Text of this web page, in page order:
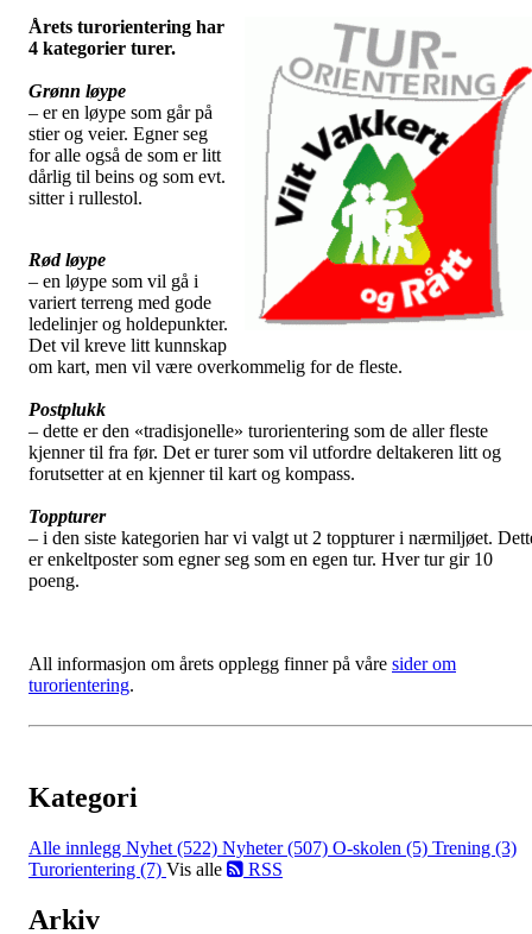
Årets turorientering har
4 kategorier turer.
Grønn løype
– er en løype som går på
stier og veier. Egner seg
for alle også de som er litt
dårlig til beins og som evt.
sitter i rullestol.
Rød løype
– en løype som vil gå i
variert terreng med gode
ledelinjer og holdepunkter.
Det vil kreve litt kunnskap
om kart, men vil være overkommelig for de fleste.
Postplukk
– dette er den «tradisjonelle» turorientering som de aller fleste
kjenner til fra før. Det er turer som vil utfordre deltakeren litt og
forutsetter at en kjenner til kart og kompass.
Toppturer
– i den siste kategorien har vi valgt ut 2 toppturer i nærmiljøet.
er enkeltposter som egner seg som en egen tur. Hver tur gir 10
poeng.
All informasjon om årets opplegg finner på våre sider om
turorientering.
Kategori
Alle innlegg Nyhet (522) Nyheter (507) O-skolen (5) Trening (3)
Turorientering (7) Vis alle RSS
Arkiv